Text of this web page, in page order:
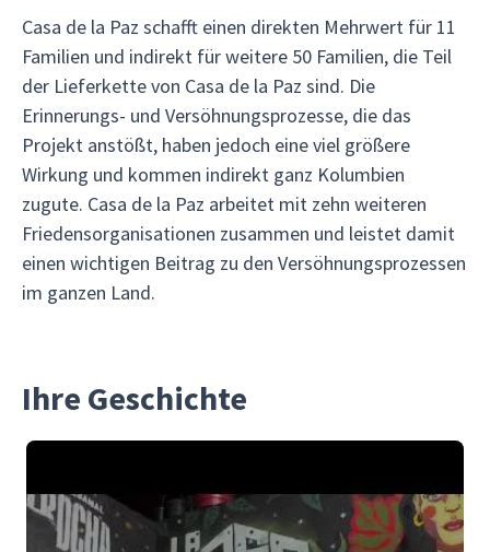
Casa de la Paz schafft einen direkten Mehrwert für 11
Familien und indirekt für weitere 50 Familien, die Teil
der Lieferkette von Casa de la Paz sind. Die
Erinnerungs- und Versöhnungsprozesse, die das
Projekt anstößt, haben jedoch eine viel größere
Wirkung und kommen indirekt ganz Kolumbien
zugute. Casa de la Paz arbeitet mit zehn weiteren
Friedensorganisationen zusammen und leistet damit
einen wichtigen Beitrag zu den Versöhnungsprozessen
im ganzen Land.
Ihre Geschichte